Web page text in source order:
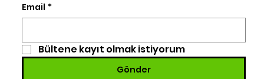
Email *
Bültene kayıt olmak istiyorum
Gönder